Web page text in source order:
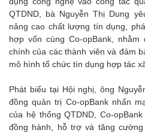
QTDND, bà Nguyễn Thị Dung
nâng cao chất lượng tín dụng,
hợp vốn cùng Co-opBank,
chính của các thành viên và đảm
mô hình tổ chức tín dụng hợp tác
Phát biểu tại Hội nghị, ông
đồng quản trị Co-opBank nhấn
của hệ thống QTDND, Co-
đồng hành, hỗ trợ và tăng